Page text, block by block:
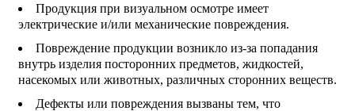
Продукция при визуальном осмотре имеет
электрические и/или механические повреждения.
Повреждение продукции возникло из-за попадания
внутрь изделия посторонних предметов, жидкостей,
насекомых или животных, различных сторонних веществ.
Дефекты или повреждения вызваны тем, что